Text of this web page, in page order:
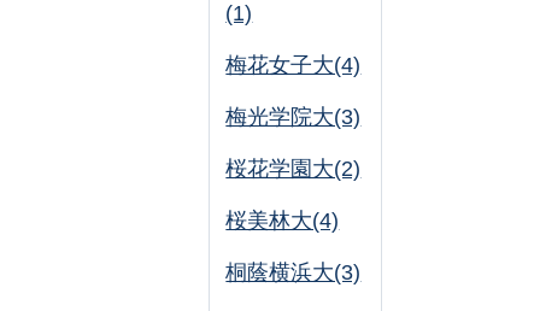
(1)
梅花女子大(4)
梅光学院大(3)
桜花学園大(2)
桜美林大(4)
桐蔭横浜大(3)